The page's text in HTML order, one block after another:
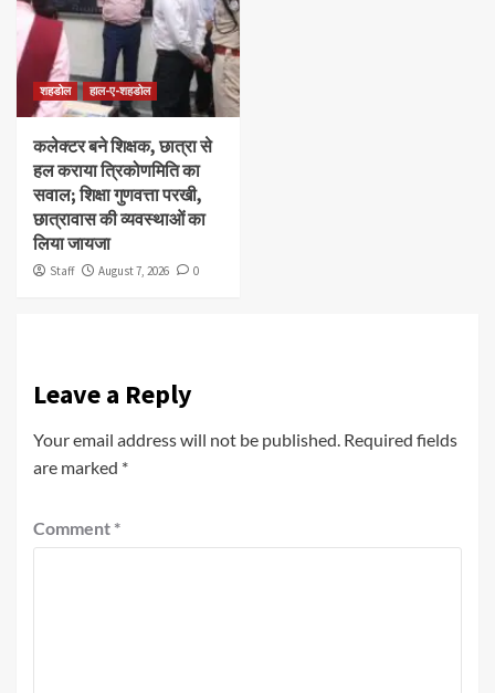
शहडोल हाल-ए-शहडोल
कलेक्टर बने शिक्षक, छात्रा से
हल कराया त्रिकोणमिति का
सवाल; शिक्षा गुणवत्ता परखी,
छात्रावास की व्यवस्थाओं का
लिया जायजा
Staff August 7, 2026 0
Leave a Reply
Your email address will not be published. Required fields
are marked *
Comment *